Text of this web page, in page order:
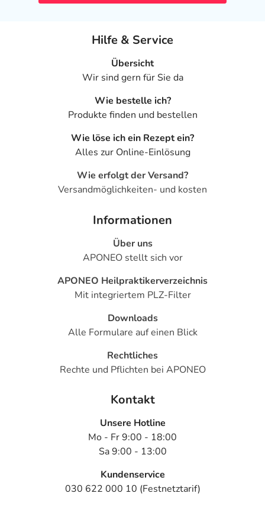
Hilfe & Service
Übersicht
Wir sind gern für Sie da
Wie bestelle ich?
Produkte finden und bestellen
Wie löse ich ein Rezept ein?
Alles zur Online-Einlösung
Wie erfolgt der Versand?
Versandmöglichkeiten- und kosten
Informationen
Über uns
APONEO stellt sich vor
APONEO Heilpraktikerverzeichnis
Mit integriertem PLZ-Filter
Downloads
Alle Formulare auf einen Blick
Rechtliches
Rechte und Pflichten bei APONEO
Kontakt
Unsere Hotline
Mo - Fr 9:00 - 18:00
Sa 9:00 - 13:00
Kundenservice
030 622 000 10 (Festnetztarif)